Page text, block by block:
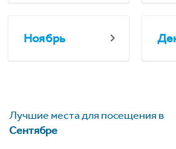
Ноябрь
Лучшие места для посещения в
Сентябре